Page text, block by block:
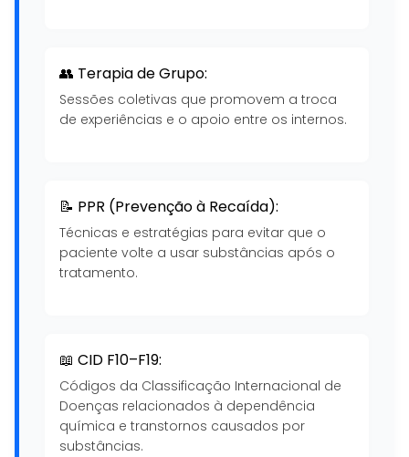
👥 Terapia de Grupo:
Sessões coletivas que promovem a troca
de experiências e o apoio entre os internos.
📝 PPR (Prevenção à Recaída):
Técnicas e estratégias para evitar que o
paciente volte a usar substâncias após o
tratamento.
📖 CID F10–F19:
Códigos da Classificação Internacional de
Doenças relacionados à dependência
química e transtornos causados por
substâncias.